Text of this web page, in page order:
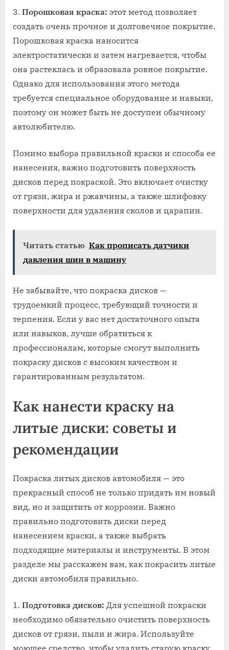
Порошковая краска: этот метод позволяет
создать очень прочное и долговечное покрытие.
Порошковая краска наносится
электростатически и затем нагревается, чтобы
она растеклась и образовала ровное покрытие.
Однако для использования этого метода
требуется специальное оборудование и навыки,
поэтому он может быть не доступен обычному
автолюбителю.
Помимо выбора правильной краски и способа ее
нанесения, важно подготовить поверхность
дисков перед покраской. Это включает очистку
от грязи, жира и ржавчины, а также шлифовку
поверхности для удаления сколов и царапин.
Читать статью Как прописать датчики
давления шин в машину
Не забывайте, что покраска дисков —
трудоемкий процесс, требующий точности и
терпения. Если у вас нет достаточного опыта
или навыков, лучше обратиться к
профессионалам, которые смогут выполнить
покраску дисков с высоким качеством и
гарантированным результатом.
Как нанести краску на
литые диски: советы и
рекомендации
Покраска литых дисков автомобиля — это
прекрасный способ не только придать им новый
вид, но и защитить от коррозии. Важно
правильно подготовить диски перед
нанесением краски, а также выбрать
подходящие материалы и инструменты. В этом
разделе мы расскажем вам, как покрасить литые
диски автомобиля правильно.
Подготовка дисков: Для успешной покраски
необходимо обязательно очистить поверхность
дисков от грязи, пыли и жира. Используйте
моющее средство, чтобы удалить старую краску